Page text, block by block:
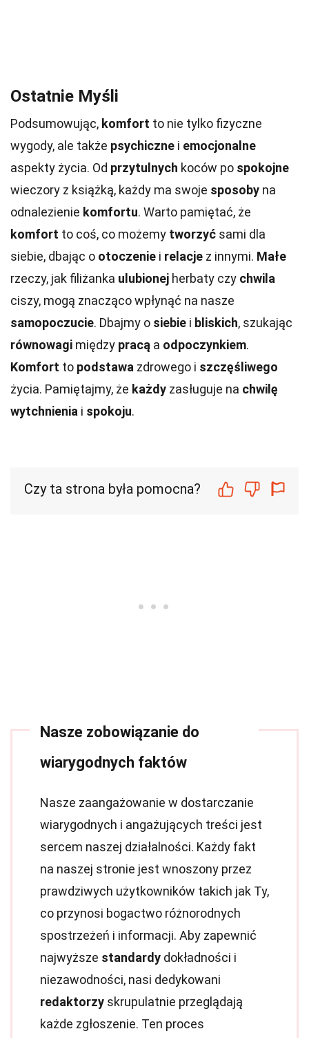
Ostatnie Myśli
Podsumowując, komfort to nie tylko fizyczne
wygody, ale także psychiczne i emocjonalne
aspekty życia. Od przytulnych koców po spokojne
wieczory z książką, każdy ma swoje sposoby na
odnalezienie komfortu. Warto pamiętać, że
komfort to coś, co możemy tworzyć sami dla
siebie, dbając o otoczenie i relacje z innymi. Małe
rzeczy, jak filiżanka ulubionej herbaty czy chwila
ciszy, mogą znacząco wpłynąć na nasze
samopoczucie. Dbajmy o siebie i bliskich, szukając
równowagi między pracą a odpoczynkiem.
Komfort to podstawa zdrowego i szczęśliwego
życia. Pamiętajmy, że każdy zasługuje na chwilę
wytchnienia i spokoju.
Czy ta strona była pomocna?
Nasze zobowiązanie do
wiarygodnych faktów
Nasze zaangażowanie w dostarczanie
wiarygodnych i angażujących treści jest
sercem naszej działalności. Każdy fakt
na naszej stronie jest wnoszony przez
prawdziwych użytkowników takich jak Ty,
co przynosi bogactwo różnorodnych
spostrzeżeń i informacji. Aby zapewnić
najwyższe standardy dokładności i
niezawodności, nasi dedykowani
redaktorzy skrupulatnie przeglądają
każde zgłoszenie. Ten proces